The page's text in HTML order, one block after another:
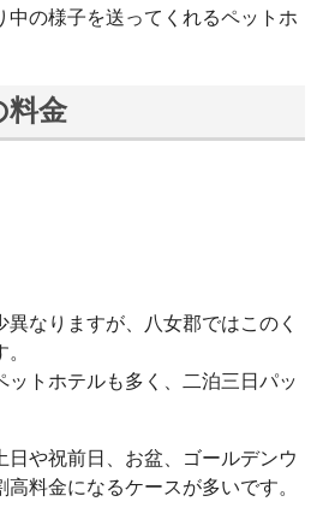
中の様子を送ってくれるペットホ
料金
なりますが、八女郡ではこのく
トホテルも多く、二泊三日パッ
日や祝前日、お盆、ゴールデンウ
料金になるケースが多いです。